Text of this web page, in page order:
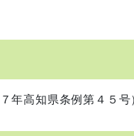
年高知県条例第４５